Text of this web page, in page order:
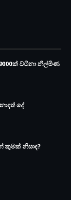
වටිනා නිල්මිණ
දේ
කුමක් නිසාද?